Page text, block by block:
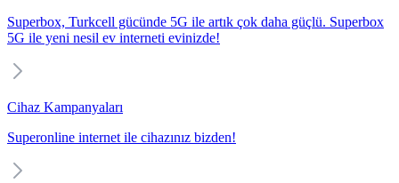
Superbox, Turkcell gücünde 5G ile artık çok daha güçlü. Superbox
5G ile yeni nesil ev interneti evinizde!
Cihaz Kampanyaları
Superonline internet ile cihazınız bizden!